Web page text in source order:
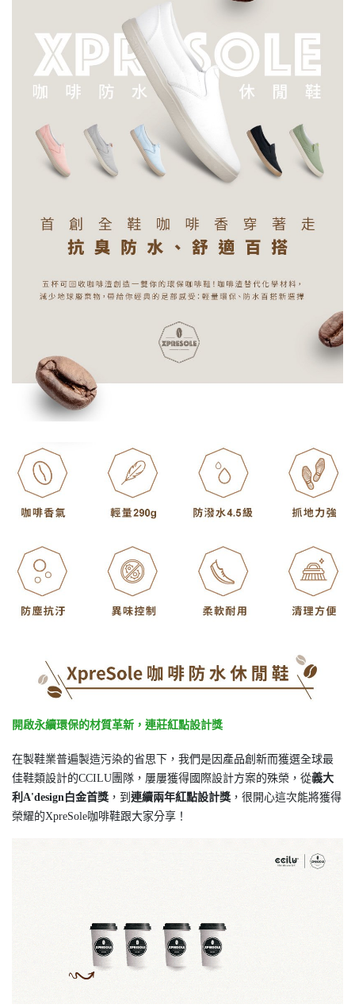
開啟永續環保的材質革新，連莊紅點設計獎
在製鞋業普遍製造污染的省思下，我們是因產品創新而獲選全球最
佳鞋類設計的CCILU團隊，屢屢獲得國際設計方案的殊榮，從義大
利A'design白金首獎 ，到 連續兩年紅點設計獎 ，很開心這次能將獲得
榮耀的XpreSole咖啡鞋跟大家分享！